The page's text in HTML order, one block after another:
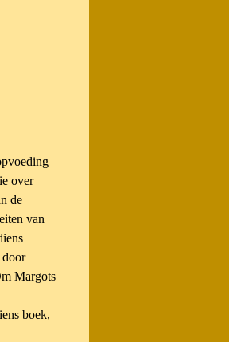
over
de
van
door
Margots
boek,